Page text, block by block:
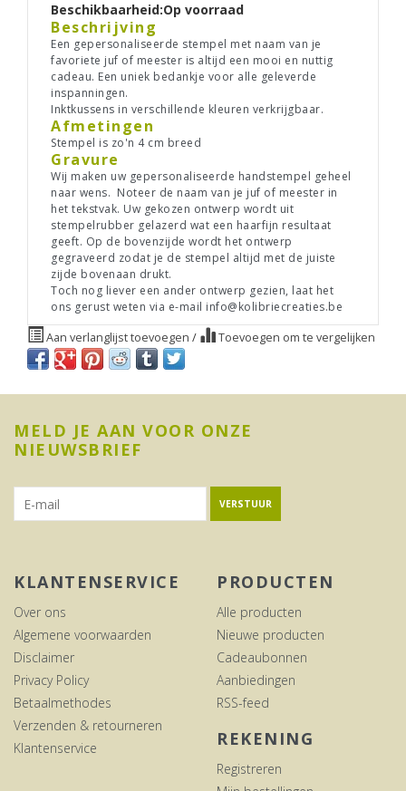
Beschikbaarheid:Op voorraad
Beschrijving
Een gepersonaliseerde stempel met naam van je
favoriete juf of meester is altijd een mooi en nuttig
cadeau. Een uniek bedankje voor alle geleverde
inspanningen.
Inktkussens in verschillende kleuren verkrijgbaar.
Afmetingen
Stempel is zo'n 4 cm breed
Gravure
Wij maken uw gepersonaliseerde handstempel geheel
naar wens. Noteer de naam van je juf of meester in
het tekstvak. Uw gekozen ontwerp wordt uit
stempelrubber gelazerd wat een haarfijn resultaat
geeft. Op de bovenzijde wordt het ontwerp
gegraveerd zodat je de stempel altijd met de juiste
zijde bovenaan drukt.
Toch nog liever een ander ontwerp gezien, laat het
ons gerust weten via e-mail info@kolibriecreaties.be
Aan verlanglijst toevoegen / Toevoegen om te vergelijken
MELD JE AAN VOOR ONZE
NIEUWSBRIEF
VERSTUUR
KLANTENSERVICE
Over ons
Algemene voorwaarden
Disclaimer
Privacy Policy
Betaalmethodes
Verzenden & retourneren
Klantenservice
PRODUCTEN
Alle producten
Nieuwe producten
Cadeaubonnen
Aanbiedingen
RSS-feed
REKENING
Registreren